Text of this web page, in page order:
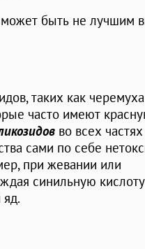
может быть не лучшим
таких как черемуха
часто имеют
во всех
сами по себе
при жевании или
синильную кислоту